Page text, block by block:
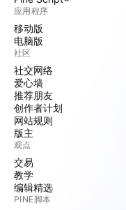
应用程序
移动版
电脑版
社区
社交网络
爱心墙
推荐朋友
创作者计划
网站规则
版主
观点
交易
教学
编辑精选
PINE脚本